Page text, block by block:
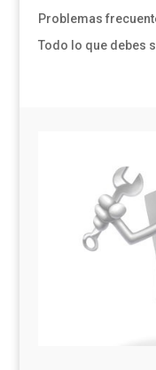
Problemas
Todo lo que debes